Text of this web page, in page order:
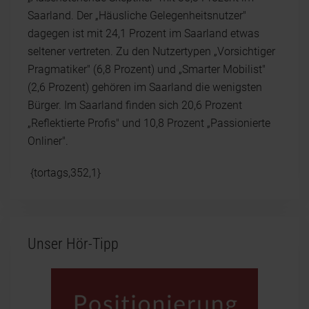
Saarland. Der „Häusliche Gelegenheitsnutzer"
dagegen ist mit 24,1 Prozent im Saarland etwas
seltener vertreten. Zu den Nutzertypen „Vorsichtiger
Pragmatiker" (6,8 Prozent) und „Smarter Mobilist"
(2,6 Prozent) gehören im Saarland die wenigsten
Bürger. Im Saarland finden sich 20,6 Prozent
„Reflektierte Profis" und 10,8 Prozent „Passionierte
Onliner".
{tortags,352,1}
Unser Hör-Tipp